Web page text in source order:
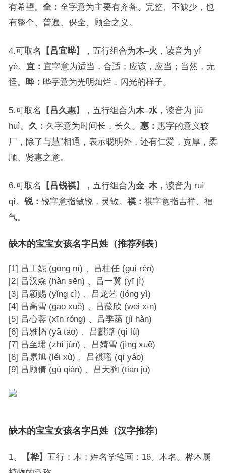
有希望。 全： 全字意为主要有齐备、完整、不缺少，也
有整个、普遍、保全、顾全之义。
4.可取名 【吕宜晔】 ，五行组合为木–火 ，读音为 yí
yè。 宜： 宜字意为适当，合适；应该，应当；当然，无
怪。
晔： 晔字意为光明灿烂，闪光的样子。
5.可取名 【吕久惠】 ，五行组合为木–水，读音为 jiǔ
huì。 久： 久字意为时间长，长久。 惠： 惠字的意义较
厂，除了与慧”相通，表示聪明外，还有仁爱，宽厚，柔
顺、贤惠之意。
6.可取名 【吕锐祺】 ，五行组合为金–木，读音为 ruì
qí。 锐： 锐字意指敏锐，灵敏。 祺： 祺字意指吉祥、福
气。
缺木的宝宝女孩名字吕姓（推荐列表）
[1] 吕工妮 (gōng nī) 、吕桂任 (guì rén)
[2] 吕汉森 (hàn sēn) 、吕一冀 (yī jì)
[3] 吕颖赐 (yǐng cì) 、吕龙艺 (lóng yì)
[4] 吕高雪 (gāo xuě) 、吕薇欣 (wēi xīn)
[5] 吕心蓉 (xīn róng) 、吕季菡 (jì hàn)
[6] 吕雅韬 (yǎ tāo) 、吕麒潞 (qí lù)
[7] 吕至珺 (zhì jùn) 、吕婧雪 (jìng xuě)
[8] 吕累旭 (lěi xù) 、吕祺瑶 (qí yáo)
[9] 吕顾倩 (gù qiàn) 、吕天驹 (tiān jū)
缺木的宝宝女孩名字吕姓（汉字推荐）
1、 【桦】 五行：木；姓名学笔画：16。木名。桦木属